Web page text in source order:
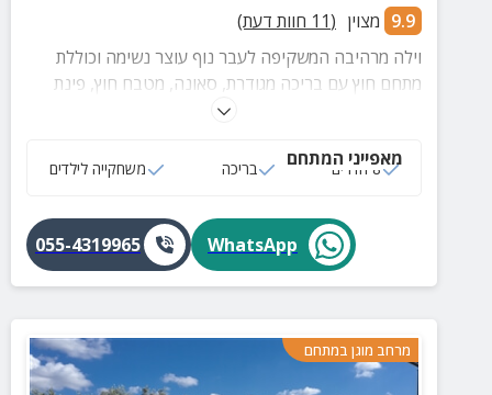
9.9 מצוין (
11 חוות דעת)
וילה מרהיבה המשקיפה לעבר נוף עוצר נשימה וכוללת
מתחם חוץ עם בריכה מגודרת, סאונה, מטבח חוץ, פינת
מאפייני המתחם
8 חדרים בריכה משחקייה לילדים
WhatsApp
055-4319965
מרחב מוגן במתחם